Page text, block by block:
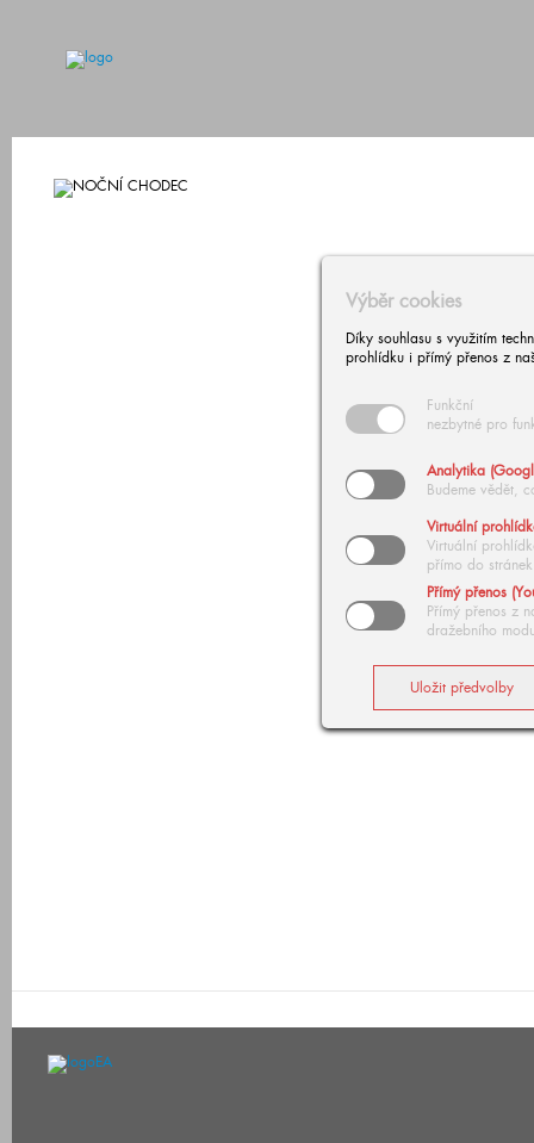
Výběr cookies
Díky souhlasu s využitím
prohlídku i přímý přenos z
Funkční
nezbytné pro
Analytika
Budeme vědět,
Virtuální
Virtuální
přímo do stránek
Přímý přenos
Přímý přenos z
dražebního